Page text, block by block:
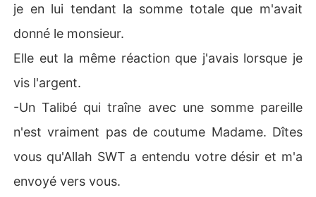
je en lui tendant la somme totale que m'avait
donné le monsieur.
Elle eut la même réaction que j'avais lorsque je
vis l'argent.
-Un Talibé qui traîne avec une somme pareille
n'est vraiment pas de coutume Madame. Dîtes
vous qu'Allah SWT a entendu votre désir et m'a
envoyé vers vous.